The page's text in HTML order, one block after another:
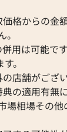
格からの金
用は可能で
。
店舗がござい
の適用有無
場相場その